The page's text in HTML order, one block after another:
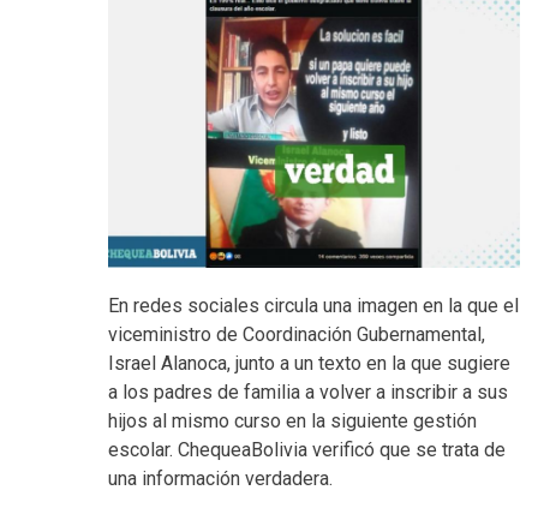
En redes sociales circula una imagen en la que el
viceministro de Coordinación Gubernamental,
Israel Alanoca, junto a un texto en la que sugiere
a los padres de familia a volver a inscribir a sus
hijos al mismo curso en la siguiente gestión
escolar. ChequeaBolivia verificó que se trata de
una información verdadera.